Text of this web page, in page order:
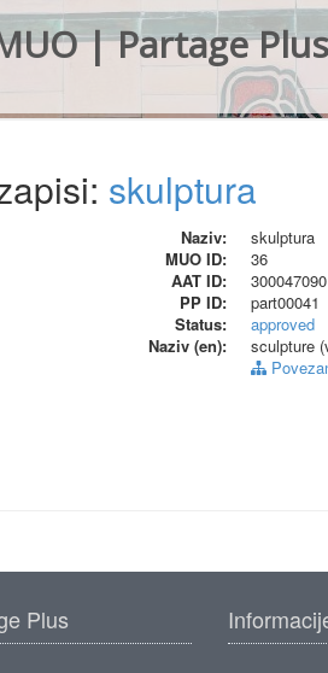
| Partage Plus
skulptura
Naziv:
skulptura
MUO ID:
36
AAT ID:
300047090
PP ID:
part00041
Status:
approved
Naziv (en):
sculpture
Plus